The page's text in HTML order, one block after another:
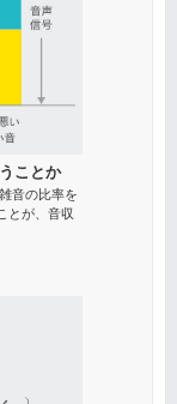
ことか
音の比率を
とが、音収